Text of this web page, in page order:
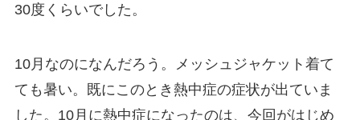
30度くらいでした。
10月なのになんだろう。メッシュジャケット着て
ても暑い。既にこのとき熱中症の症状が出ていま
した。10月に熱中症になったのは、今回がはじめ